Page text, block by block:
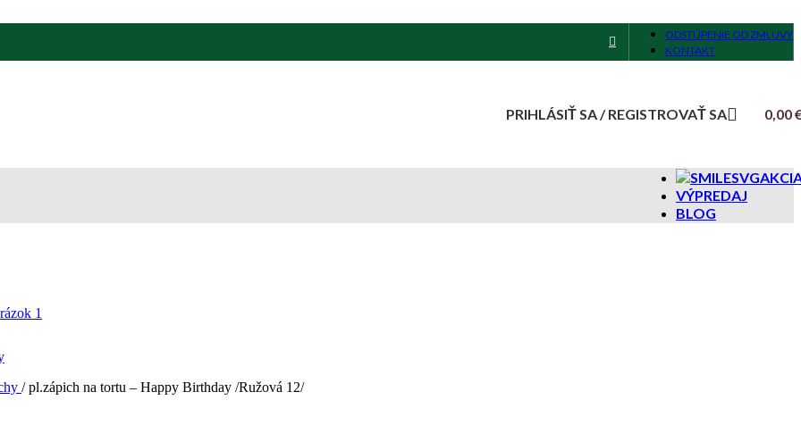
ODSTÚPENIE OD ZMLUVY
KONTAKT
PRIHLÁSIŤ SA / REGISTROVAŤ SA 0,00
VÝPREDAJ
BLOG
/ pl.zápich na tortu – Happy Birthday /Ružová 12/